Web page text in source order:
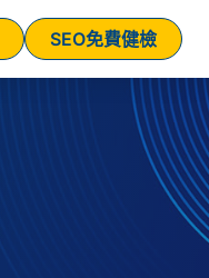
SEO免費健檢